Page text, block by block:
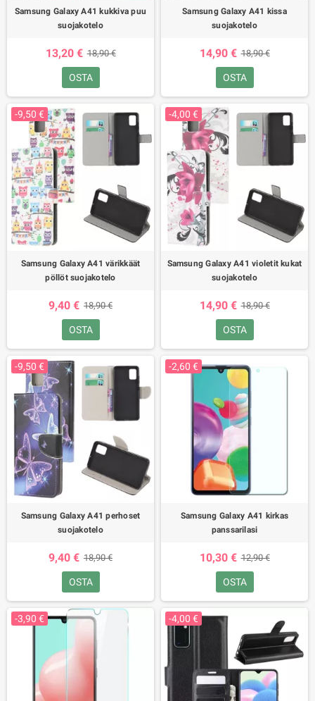
Samsung Galaxy A41 kukkiva puu
suojakotelo
13,20 € 18,90 €
OSTA
Samsung Galaxy A41 kissa
suojakotelo
14,90 € 18,90 €
OSTA
-9,50 €
Samsung Galaxy A41 värikkäät
pöllöt suojakotelo
9,40 € 18,90 €
OSTA
-4,00 €
Samsung Galaxy A41 violetit kukat
suojakotelo
14,90 € 18,90 €
OSTA
-9,50 €
Samsung Galaxy A41 perhoset
suojakotelo
9,40 € 18,90 €
OSTA
-2,60 €
Samsung Galaxy A41 kirkas
panssarilasi
10,30 € 12,90 €
OSTA
-3,90 € -4,00 €